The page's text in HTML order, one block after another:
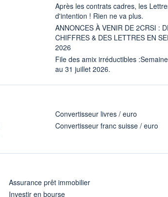
Après les contrats cadres, les
d'intention ! Rien ne va plus.
ANNONCES À VENIR DE 2CRSI :
CHIFFRES & DES LETTRES EN
2026
File des amix irréductibles
au 31 juillet 2026.
Convertisseur livres / euro
Convertisseur franc suisse / euro
Assurance prêt immobilier
Investir en bourse